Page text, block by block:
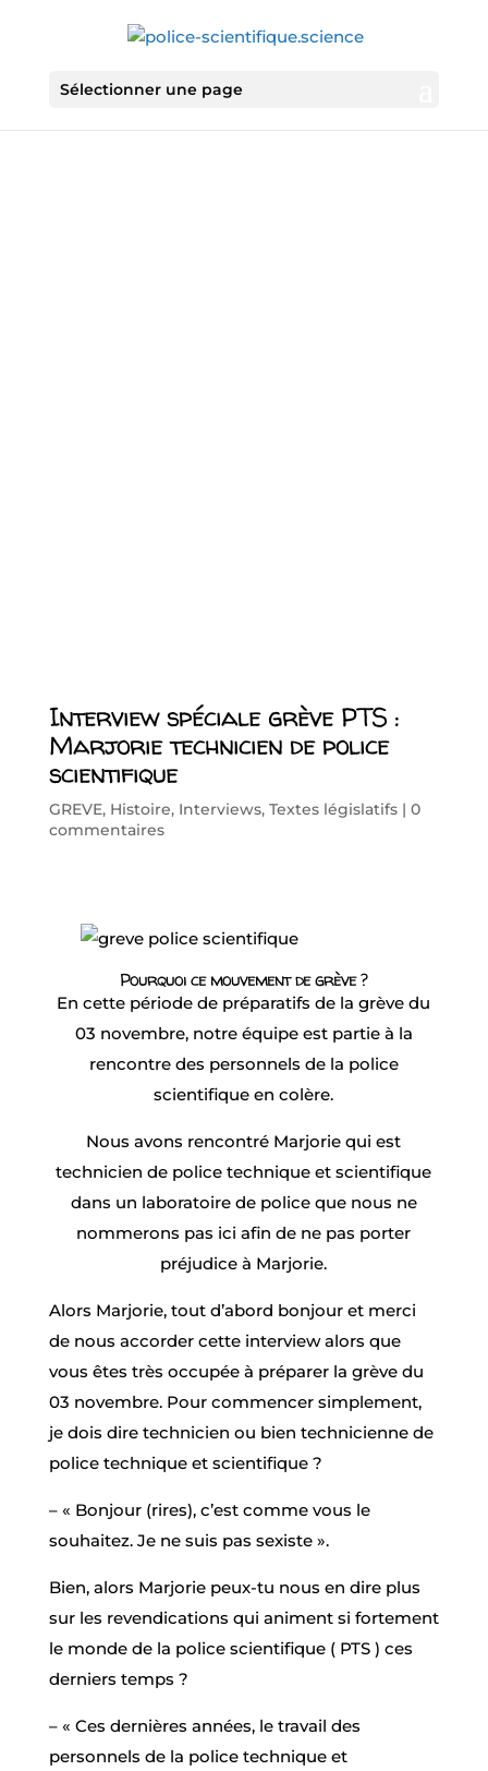
Sélectionner une page
Interview spéciale grève PTS :
Marjorie technicien de police
scientifique
GREVE, Histoire, Interviews, Textes législatifs| 0
commentaires
Pourquoi ce mouvement de grève ?
En cette période de préparatifs de la grève du
03 novembre, notre équipe est partie à la
rencontre des personnels de la police
scientifique en colère.
Nous avons rencontré Marjorie qui est
technicien de police technique et scientifique
dans un laboratoire de police que nous ne
nommerons pas ici afin de ne pas porter
préjudice à Marjorie.
Alors Marjorie, tout d’abord bonjour et merci
de nous accorder cette interview alors que
vous êtes très occupée à préparer la grève du
03 novembre. Pour commencer simplement,
je dois dire technicien ou bien technicienne de
police technique et scientifique ?
– « Bonjour (rires), c’est comme vous le
souhaitez. Je ne suis pas sexiste ».
Bien, alors Marjorie peux-tu nous en dire plus
sur les revendications qui animent si fortement
le monde de la police scientifique ( PTS ) ces
derniers temps ?
– « Ces dernières années, le travail des
personnels de la police technique et